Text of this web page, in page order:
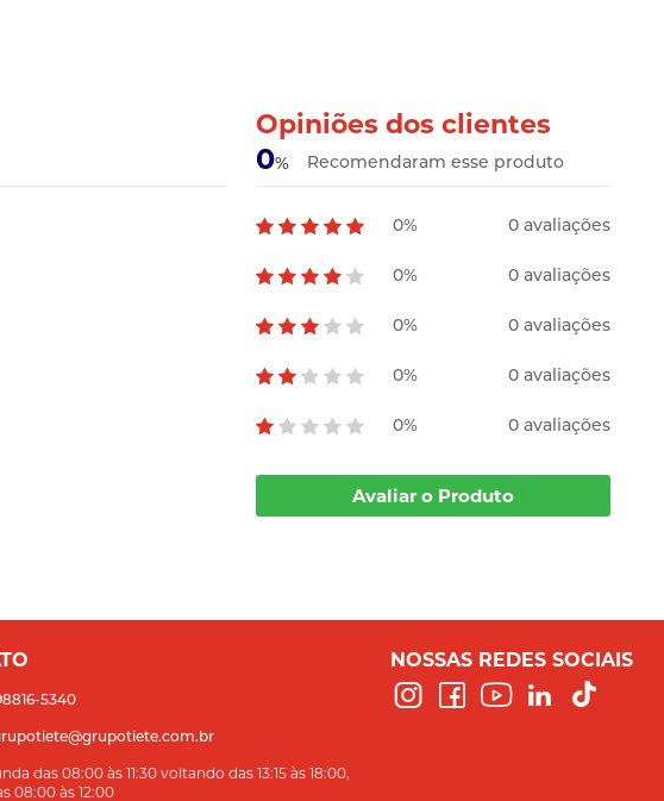
Opiniões dos clientes
0% Recomendaram esse produto
0% 0 avaliações
0% 0 avaliações
0% 0 avaliações
0% 0 avaliações
0% 0 avaliações
Avaliar o Produto
5340
das 08:00 às 11:30 voltando das 13:15 às 18:00,
08:00 às 12:00
NOSSAS REDES SOCIAIS